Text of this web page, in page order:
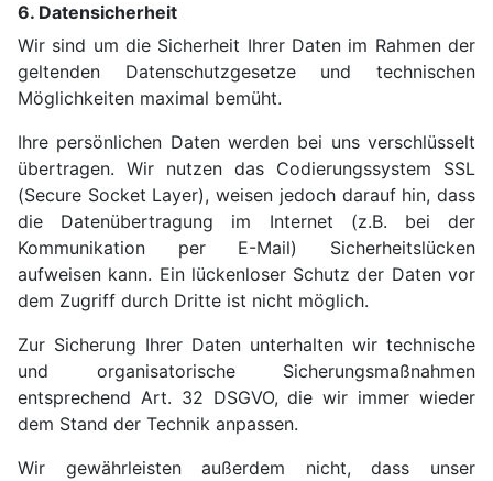
6. Datensicherheit
Wir sind um die Sicherheit Ihrer Daten im Rahmen der
geltenden Datenschutzgesetze und technischen
Möglichkeiten maximal bemüht.
Ihre persönlichen Daten werden bei uns verschlüsselt
übertragen. Wir nutzen das Codierungssystem SSL
(Secure Socket Layer), weisen jedoch darauf hin, dass
die Datenübertragung im Internet (z.B. bei der
Kommunikation per E-Mail) Sicherheitslücken
aufweisen kann. Ein lückenloser Schutz der Daten vor
dem Zugriff durch Dritte ist nicht möglich.
Zur Sicherung Ihrer Daten unterhalten wir technische
und organisatorische Sicherungsmaßnahmen
entsprechend Art. 32 DSGVO, die wir immer wieder
dem Stand der Technik anpassen.
Wir gewährleisten außerdem nicht, dass unser